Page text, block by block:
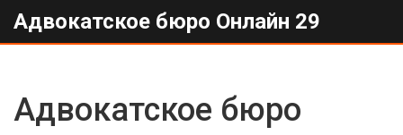
Адвокатское бюро Онлайн 29
Адвокатское бюро